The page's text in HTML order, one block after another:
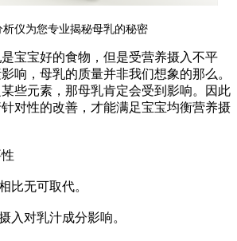
析仪为您专业揭秘母乳的秘密
宝宝好的食物，但是受营养摄入不平
响，母乳的质量并非我们想象的那么。
些元素，那母乳肯定会受到影响。因此
对性的改善，才能满足宝宝均衡营养摄
比无可取代。
入对乳汁成分影响。